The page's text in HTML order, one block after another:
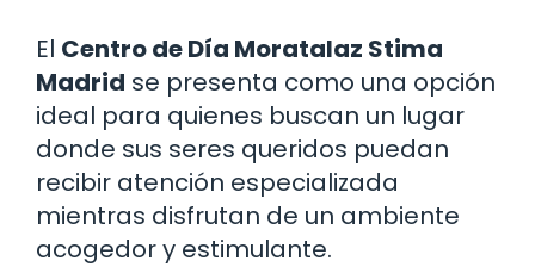
El Centro de Día Moratalaz Stima
Madrid se presenta como una opción
ideal para quienes buscan un lugar
donde sus seres queridos puedan
recibir atención especializada
mientras disfrutan de un ambiente
acogedor y estimulante.